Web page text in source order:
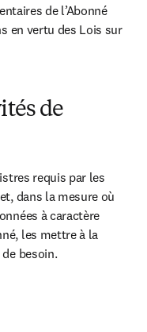
de l’Abonné
en vertu des Lois sur
de
requis par les
dans la mesure où
à caractère
les mettre à la
besoin.